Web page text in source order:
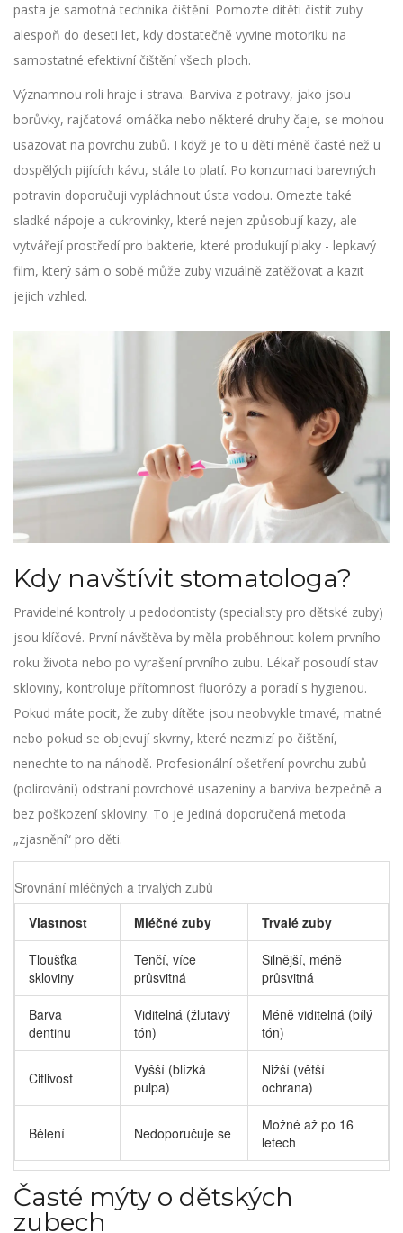
pasta je samotná technika čištění. Pomozte dítěti čistit zuby
alespoň do deseti let, kdy dostatečně vyvine motoriku na
samostatné efektivní čištění všech ploch.
Významnou roli hraje i strava. Barviva z potravy, jako jsou
borůvky, rajčatová omáčka nebo některé druhy čaje, se mohou
usazovat na povrchu zubů. I když je to u dětí méně časté než u
dospělých pijících kávu, stále to platí. Po konzumaci barevných
potravin doporučuji vypláchnout ústa vodou. Omezte také
sladké nápoje a cukrovinky, které nejen způsobují kazy, ale
vytvářejí prostředí pro bakterie, které produkují plaky - lepkavý
film, který sám o sobě může zuby vizuálně zatěžovat a kazit
jejich vzhled.
Kdy navštívit stomatologa?
Pravidelné kontroly u pedodontisty (specialisty pro dětské zuby)
jsou klíčové. První návštěva by měla proběhnout kolem prvního
roku života nebo po vyrašení prvního zubu. Lékař posoudí stav
skloviny, kontroluje přítomnost fluorózy a poradí s hygienou.
Pokud máte pocit, že zuby dítěte jsou neobvykle tmavé, matné
nebo pokud se objevují skvrny, které nezmizí po čištění,
nenechte to na náhodě. Profesionální ošetření povrchu zubů
(polirování) odstraní povrchové usazeniny a barviva bezpečně a
bez poškození skloviny. To je jediná doporučená metoda
„zjasnění“ pro děti.
Srovnání mléčných a trvalých zubů
Vlastnost
Mléčné zuby Trvalé zuby
Tloušťka
skloviny
Tenčí, více
průsvitná
Silnější, méně
průsvitná
Barva
dentinu
Viditelná (žlutavý
tón)
Méně viditelná (bílý
tón)
Citlivost
Vyšší (blízká
pulpa)
Nižší (větší
ochrana)
Bělení Nedoporučuje se
Možné až po 16
letech
Časté mýty o dětských
zubech